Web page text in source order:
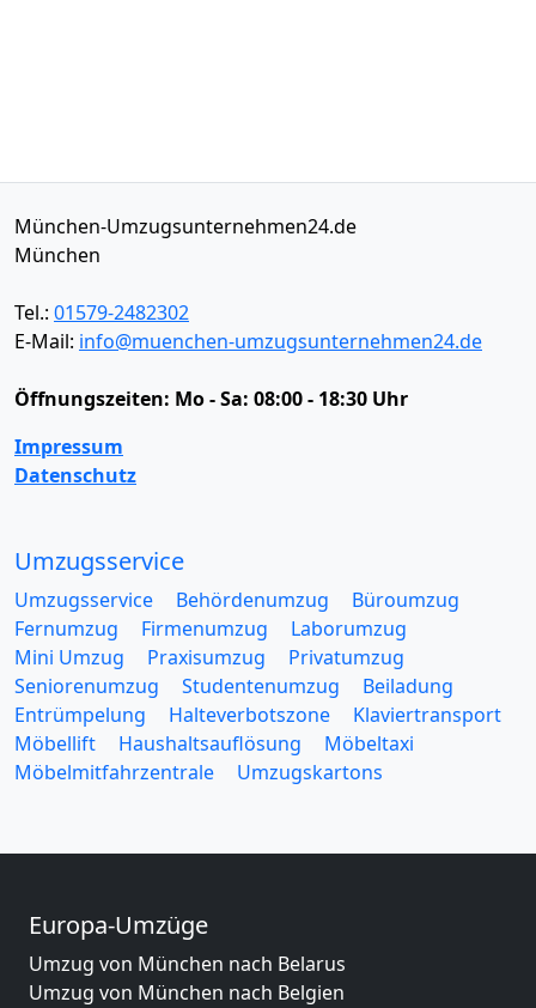
München-Umzugsunternehmen24.de
München
Tel.: 01579-2482302
E-Mail: info@muenchen-umzugsunternehmen24.de
Öffnungszeiten: Mo - Sa: 08:00 - 18:30 Uhr
Impressum
Datenschutz
Umzugsservice
Umzugsservice Behördenumzug
Büroumzug
Fernumzug
Firmenumzug
Laborumzug
Mini Umzug
Praxisumzug
Privatumzug
Seniorenumzug
Studentenumzug
Beiladung
Entrümpelung
Halteverbotszone
Klaviertransport
Möbellift
Haushaltsauflösung
Möbeltaxi
Möbelmitfahrzentrale
Umzugskartons
Europa-Umzüge
Umzug von München nach Belarus
Umzug von München nach Belgien